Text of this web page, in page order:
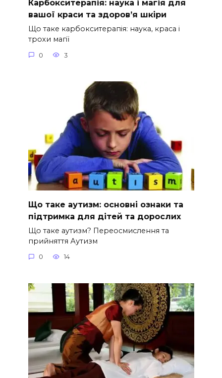
Карбокситерапія: наука і магія для
вашої краси та здоров’я шкіри
Що таке карбокситерапія: наука, краса і
трохи магії
0 3
Що таке аутизм: основні ознаки та
підтримка для дітей та дорослих
Що таке аутизм? Переосмислення та
прийняття Аутизм
0 14